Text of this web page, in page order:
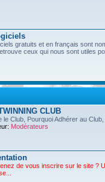
gratuits et en français sont
ceux qui nous sont utiles
CLUB
le Club, Pourquoi Adhérer au
Modérateurs
de vous inscrire sur le site ?